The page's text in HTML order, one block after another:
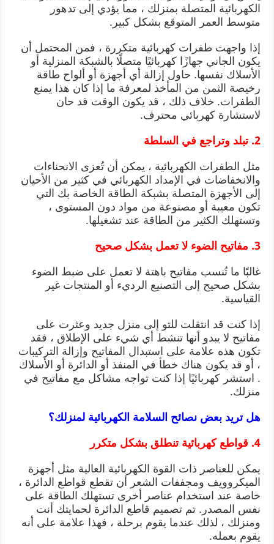
الكهربائية المتصلة بمنزلك ، مما يؤدي إلى تدهور
متوسط ​​العمر المتوقع بشكل كبير.
إذا واجهت طفرات كهربائية متكررة ، فمن المحتمل أن
يكون الجاني جهازًا كهربائيًا متصلًا بالشبكة المنزلية أو
الأسلاك نفسها. حاول إزالة أي أجهزة أو ألواح طاقة
رخيصة الثمن من المأخذ لمعرفة ما إذا كان هذا يمنع
الطفرات. خلاف ذلك ، قد يكون الوقت قد حان
لاستشارة كهربائي محترف.
2. تبلد وتراجع في السلطة
مثل الطفرات الكهربائية ، يمكن أن تُعزى الانحناءات
والانخفاضات في الإمداد الكهربائي في كثير من الأحيان
إلى الأجهزة المتصلة بشبكة الطاقة الخاصة بك التي
تكون معيبة أو مصنوعة من مواد دون المستوى ،
وتستهلك الكثير من الطاقة عند تشغيلها.
3. مفاتيح الضوء لا تعمل بشكل صحيح
غالبًا ما تُنسب مفاتيح باهتة لا تعمل على ضبط الضوء
بشكل صحيح إلى التصنيع الرديء أو المنتجات غير
القياسية.
إذا كنت قد انتقلت للتو إلى منزل جديد وعثرت على
مفاتيح لا يبدو أنها تنشط أي شيء على الإطلاق ، فقد
تكون هذه علامة على استبدال المفاتيح وإزالة التركيبات
، أو قد يكون هناك خطأ في المنفذ أو الدائرة أو الأسلاك
. استشر كهربائيًا إذا كنت تواجه مشاكل مع مفاتيح في
منزلك.
هل تريد بعض نصائح السلامة الكهربائية لمنزلك؟
4. قواطع كهربائية تنطلق بشكل متكرر
يمكن للعناصر ذات القوة الكهربائية العالية مثل أجهزة
الميكروويف ومجففات الشعر أن تقطع قواطع الدائرة ،
خاصة عند استخدام عناصر أخرى تستهلك الطاقة على
نفس المصدر. تم تصميم قاطع الدائرة لحمايتك أنت
ومنزلك ، لذلك عندما يقوم برحلة ، فهذا علامة على أنه
يقوم بعمله.